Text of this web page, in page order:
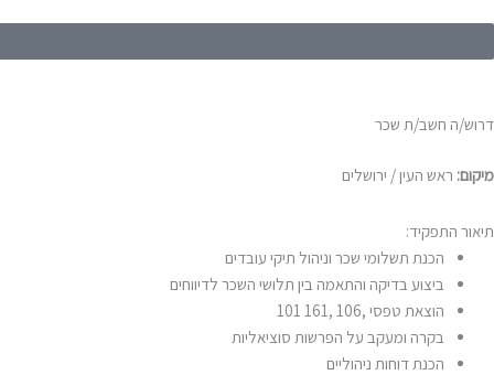
דרוש/ה חשב/ת שכר
מיקום: ראש העין / ירושלים
תיאור התפקיד:
הכנת תשלומי שכר וניהול תיקי עובדים
ביצוע בדיקה והתאמה בין תלושי השכר לדיווחים
הוצאת טפסי ,106 ,161 101
בקרה ומעקב על הפרשות סוציאליות
הכנת דוחות ניהוליים